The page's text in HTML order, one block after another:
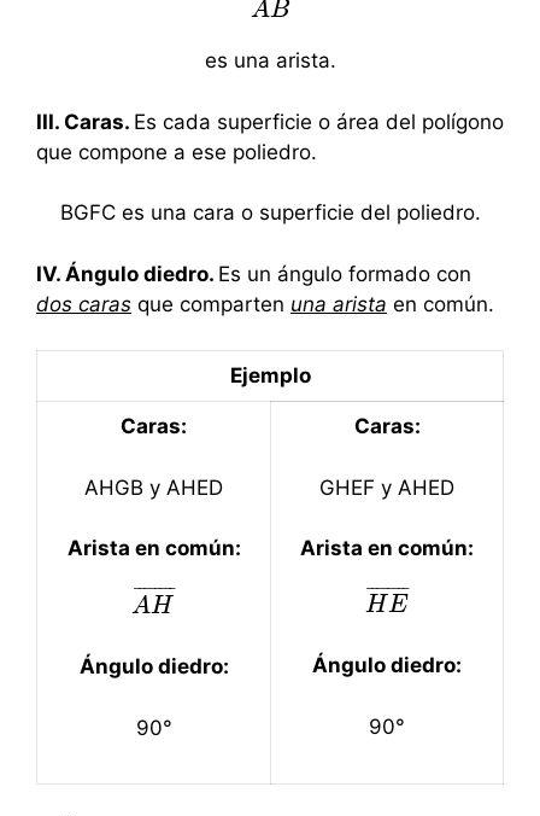
AB
AB¯
es una arista.
III. Caras. Es cada superficie o área del polígono
que compone a ese poliedro.
BGFC es una cara o superficie del poliedro.
IV. Ángulo diedro. Es un ángulo formado con
dos caras que comparten una arista en común.
Ejemplo
Caras:
AHGB y AHED
Arista en común:
AH
¯ ¯
¯¯¯¯¯¯
AH¯
Ángulo diedro:
90°
Caras:
GHEF y AHED
Arista en común:
HE
¯ ¯
¯¯¯¯¯¯
HE¯
Ángulo diedro:
90°